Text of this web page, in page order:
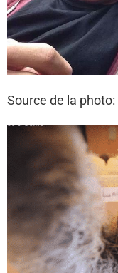
Source de la photo: